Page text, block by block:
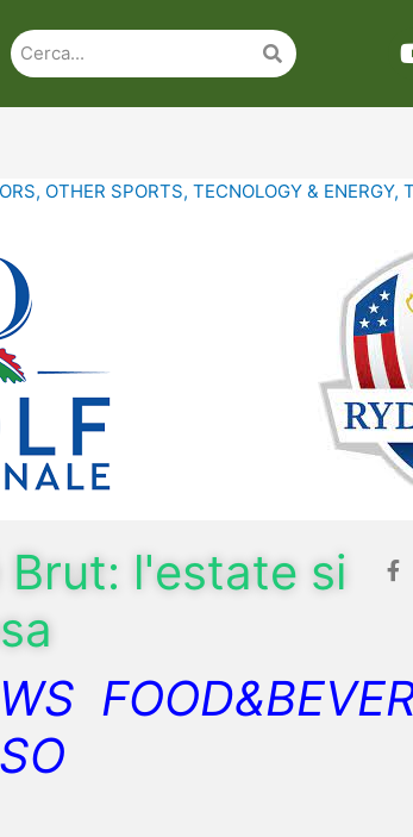
, OTHER SPORTS, TECNOLOGY & ENERGY,
Brut: l'estate si